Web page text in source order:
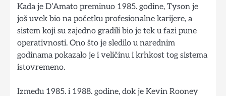
Kada je D’Amato preminuo 1985. godine, Tyson je
još uvek bio na početku profesionalne karijere, a
sistem koji su zajedno gradili bio je tek u fazi pune
operativnosti. Ono što je sledilo u narednim
godinama pokazalo je i veličinu i krhkost tog sistema
istovremeno.
Između 1985. i 1988. godine, dok je Kevin Rooney